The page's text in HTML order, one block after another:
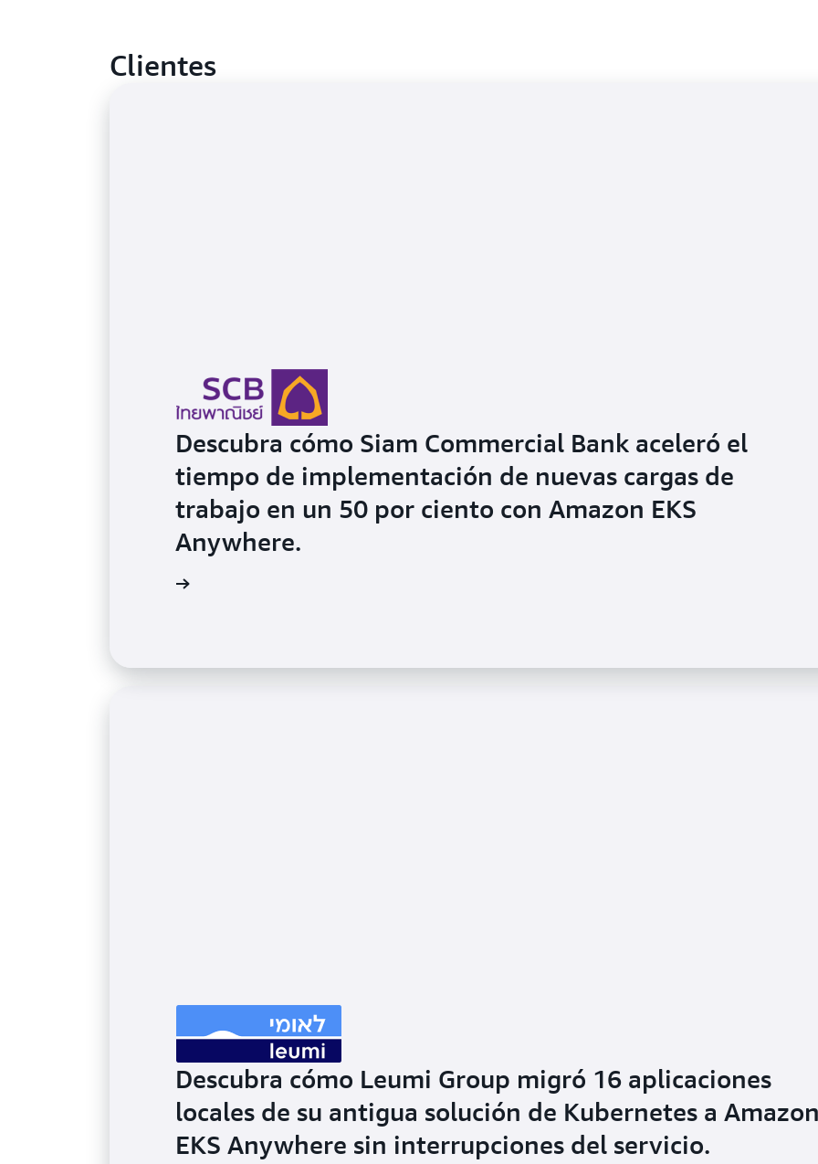
Clientes
Descubra cómo Siam Commercial Bank aceleró el
tiempo de implementación de nuevas cargas de
trabajo en un 50 por ciento con Amazon EKS
Anywhere.
Descubra cómo Leumi Group migró 16 aplicaciones
locales de su antigua solución de Kubernetes a
EKS Anywhere sin interrupciones del servicio.